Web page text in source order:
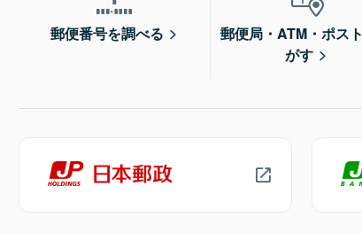
郵便番号を調べる
郵便局・ATM・ポス
がす